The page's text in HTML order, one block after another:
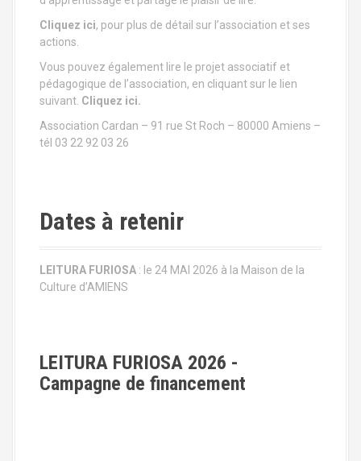
Cliquez ici, pour plus de détail sur l’association et ses
actions.
Vous pouvez également lire le projet associatif et
pédagogique de l’association, en cliquant sur le lien
suivant. Cliquez ici.
Association Cardan – 91 rue St Roch – 80000 Amiens –
tél 03 22 92 03 26
Dates à retenir
LEITURA FURIOSA : le 24 MAI 2026 à la Maison de la
Culture d’AMIENS
LEITURA FURIOSA 2026 -
Campagne de financement